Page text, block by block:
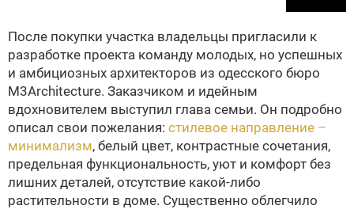
После покупки участка владельцы пригласили к
разработке проекта команду молодых, но успешных
и амбициозных архитекторов из одесского бюро
M3Architecture. Заказчиком и идейным
вдохновителем выступил глава семьи. Он подробно
описал свои пожелания: стилевое направление –
минимализм, белый цвет, контрастные сочетания,
предельная функциональность, уют и комфорт без
лишних деталей, отсутствие какой-либо
растительности в доме. Существенно облегчило